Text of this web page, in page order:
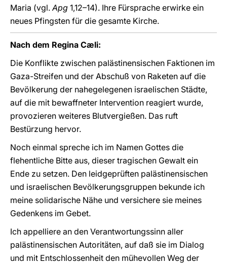
Maria (vgl.Apg 1,12–14). Ihre Fürsprache erwirke ein
neues Pfingsten für die gesamte Kirche.
Nach dem Regina Cæli:
Die Konflikte zwischen palästinensischen Faktionen im
Gaza-Streifen und der Abschuß von Raketen auf die
Bevölkerung der nahegelegenen israelischen Städte,
auf die mit bewaffneter Intervention reagiert wurde,
provozieren weiteres Blutvergießen. Das ruft
Bestürzung hervor.
Noch einmal spreche ich im Namen Gottes die
flehentliche Bitte aus, dieser tragischen Gewalt ein
Ende zu setzen. Den leidgeprüften palästinensischen
und israelischen Bevölkerungsgruppen bekunde ich
meine solidarische Nähe und versichere sie meines
Gedenkens im Gebet.
Ich appelliere an den Verantwortungssinn aller
palästinensischen Autoritäten, auf daß sie im Dialog
und mit Entschlossenheit den mühevollen Weg der